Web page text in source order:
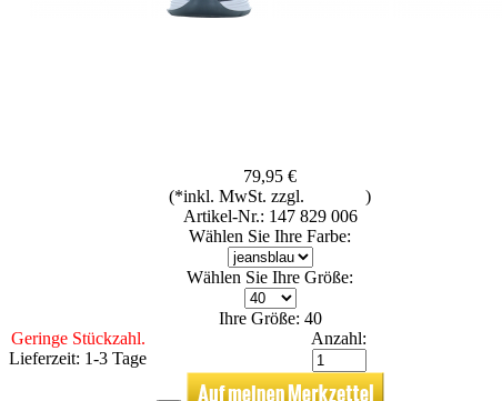
79,95 €
(*inkl. MwSt. zzgl.
)
Artikel-Nr.: 147 829 006
Wählen Sie Ihre Farbe:
Wählen Sie Ihre Größe:
Ihre Größe: 40
Geringe Stückzahl.
Lieferzeit: 1-3 Tage
Anzahl: